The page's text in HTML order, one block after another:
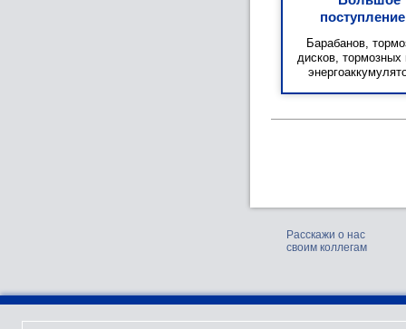
Барабанов,
дисков, тормозных
Расскажи о нас
своим коллегам